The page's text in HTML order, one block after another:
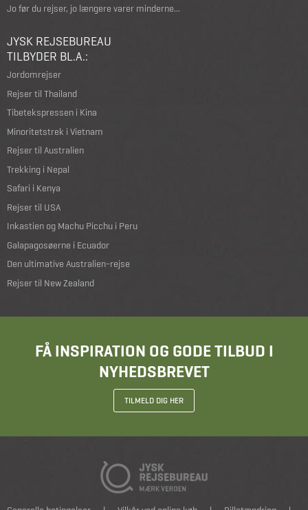
Jo før du rejser, jo længere varer minderne...
JYSK REJSEBUREAU
TILBYDER BL.A.:
Jordomrejser
Rejser til Thailand
Tibetekspressen i Kina
Minoritetstrek i Vietnam
Rejser til Australien
Trekking i Nepal
Safari i Kenya
Rejser til USA
Inkastien og Machu Picchu i Peru
Galapagosøerne i Ecuador
Den ultimative Australien-rejse
Rejser til New Zealand
FÅ INSPIRATION OG GODE TILBUD I
NYHEDSBREVET
TILMELD DIG HER